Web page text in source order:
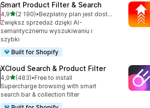
Smart Product Filter & Search
4,9na 5 gwiazdek
(2 190)
Łączna liczba recenzji: 2190
•
Bezpłatny plan jest dostępny
Zwiększ sprzedaż dzięki AI-
semantycznemu wyszukiwaniu i
szybki
Built for Shopify
XCloud Search & Product Filter
4,9na 5 gwiazdek
(483)
Łączna liczba recenzji: 483
•Free to install
Supercharge browsing with smart
search bar & collection filter